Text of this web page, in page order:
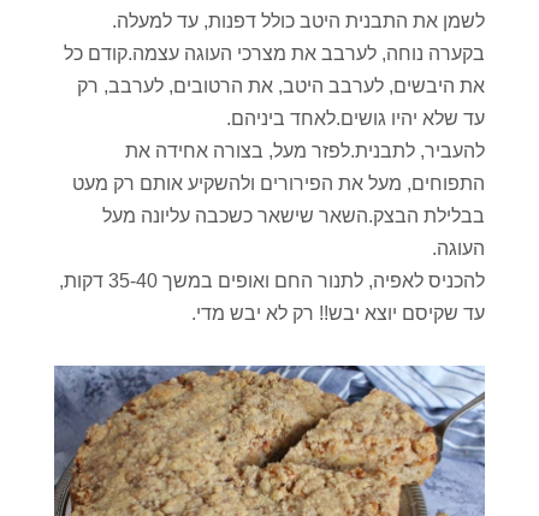
לשמן את התבנית היטב כולל דפנות, עד למעלה.
בקערה נוחה, לערבב את מצרכי העוגה עצמה.קודם כל
את היבשים, לערבב היטב, את הרטובים, לערבב, רק
עד שלא יהיו גושים.לאחד ביניהם.
להעביר, לתבנית.לפזר מעל, בצורה אחידה את
התפוחים, מעל את הפירורים ולהשקיע אותם רק מעט
בבלילת הבצק.השאר שישאר כשכבה עליונה מעל
העוגה.
להכניס לאפיה, לתנור החם ואופים במשך 35-40 דקות,
עד שקיסם יוצא יבש!! רק לא יבש מדי.